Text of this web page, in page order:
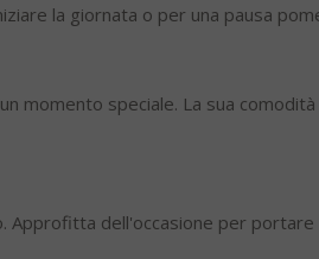
la giornata o per una pausa
momento speciale. La sua
dell'occasione per